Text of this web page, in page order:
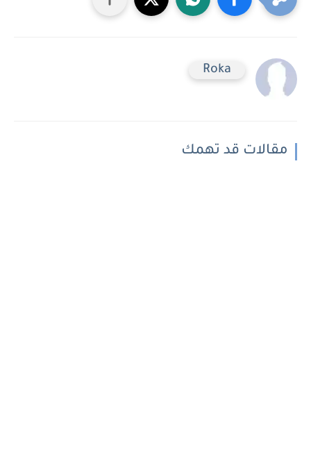
Roka
مقالات قد تهمك